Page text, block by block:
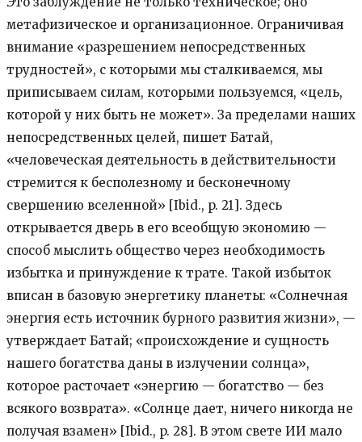
метафизическое и организационное. Ограничивая
внимание «разрешением непосредственных
трудностей», с которыми мы сталкиваемся, мы
приписываем силам, которыми пользуемся, «цель,
которой у них быть не может». За пределами наших
непосредственных целей, пишет Батай,
«человеческая деятельность в действительности
стремится к бесполезному и бесконечному
свершению вселенной» [Ibid., p. 21]. Здесь
открывается дверь в его всеобщую экономию —
способ мыслить общество через необходимость
избытка и принуждение к трате. Такой избыток
вписан в базовую энергетику планеты: «Солнечная
энергия есть источник бурного развития жизни», —
утверждает Батай; «происхождение и сущность
нашего богатства даны в излучении солнца»,
которое расточает «энергию — богатство — без
всякого возврата». «Солнце дает, ничего никогда не
получая взамен» [Ibid., p. 28]. В этом свете ИИ мало